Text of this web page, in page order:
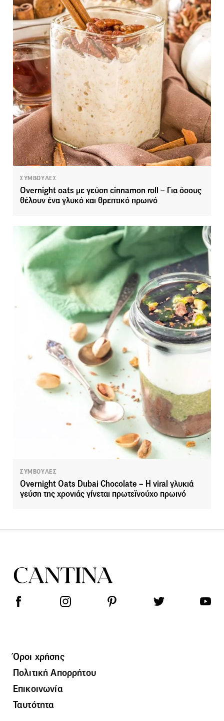
ΣΥΜΒΟΥΛΕΣ
Overnight oats με γεύση cinnamon roll – Για όσους
θέλουν ένα γλυκό και θρεπτικό πρωινό
ΣΥΜΒΟΥΛΕΣ
Overnight Oats Dubai Chocolate – H viral γλυκιά
γεύση της χρονιάς γίνεται πρωτεϊνούχο πρωινό
Όροι χρήσης
Πολιτική Απορρήτου
Επικοινωνία
Ταυτότητα